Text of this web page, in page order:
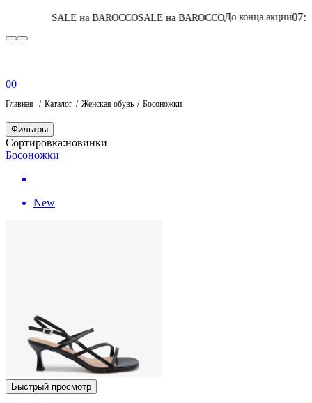
на BAROCCOSALE на BAROCCOДо конца акции07:04:47:18
00
Главная Каталог Женская обувь Босоножки
Фильтры
Сортировка:новинки
Босоножки
New
Быстрый просмотр